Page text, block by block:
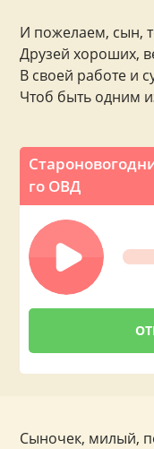
го ОВД
И пожелаем, сын,
Друзей хороших,
В своей работе и
Чтоб быть одним
Сыночек, милый,